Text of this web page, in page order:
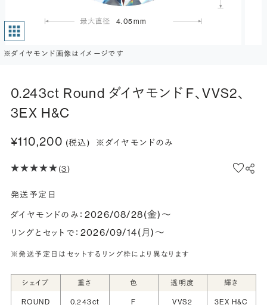
4.05mm
※ダイヤモンド画像はイメージです
0.243ct Round ダイヤモンド F、VVS2、
3EX H&C
¥110,200 (税込) ※ダイヤモンドのみ
(3)
発送予定日
ダイヤモンドのみ： 2026/08/28(金)〜
リングとセットで： 2026/09/14(月)〜
※発送予定日はセットするリング枠により異なります
シェイプ 重さ 色 透明度 輝き
ROUND 0.243ct F VVS2 3EX H&C